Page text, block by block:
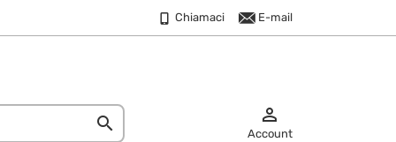
Chiamaci E-mail
 
Account